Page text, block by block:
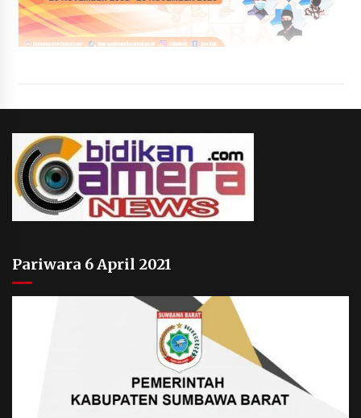
Terapkan “Polantas Menyapa”, Satlantas Polres
Sumbawa Berupaya Wujudkan Pelayanan
Kepolisian yang Profesional
1 bulan ago
Pariwara 6 April 2021